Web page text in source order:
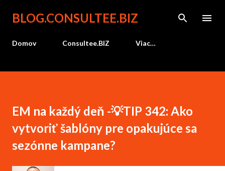
Preskočiť na hlavný obsah
BLOG.CONSULTEE.BIZ
Domov Consultee.BIZ Viac…
EM na každý deň -💡TIP 342: Ako
vytvoriť šablóny pre opakujúce sa
sezónne kampane?